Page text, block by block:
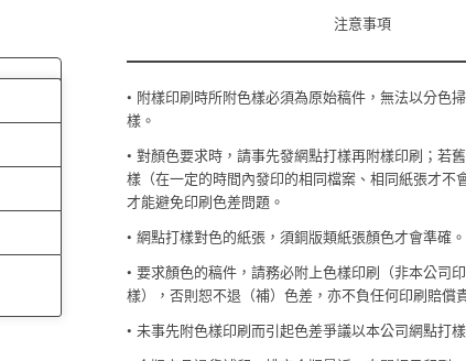
注意事項
• 附樣印刷時所附色樣必須為原始稿件，無法以分色
樣。
• 對顏色要求時，請事先發網點打樣再附樣印刷；若
樣（在一定的時間內發印的相同檔案、相同紙張才不
才能避免印刷色差問題。
• 網點打樣對色的紙張，須銅版類紙張顏色才會準確。
• 要求顏色的稿件，請務必附上色樣印刷（非本公司
樣），否則恕不退（補）色差，亦不負任何印刷賠償
• 未事先附色樣印刷而引起色差爭議以本公司網點打